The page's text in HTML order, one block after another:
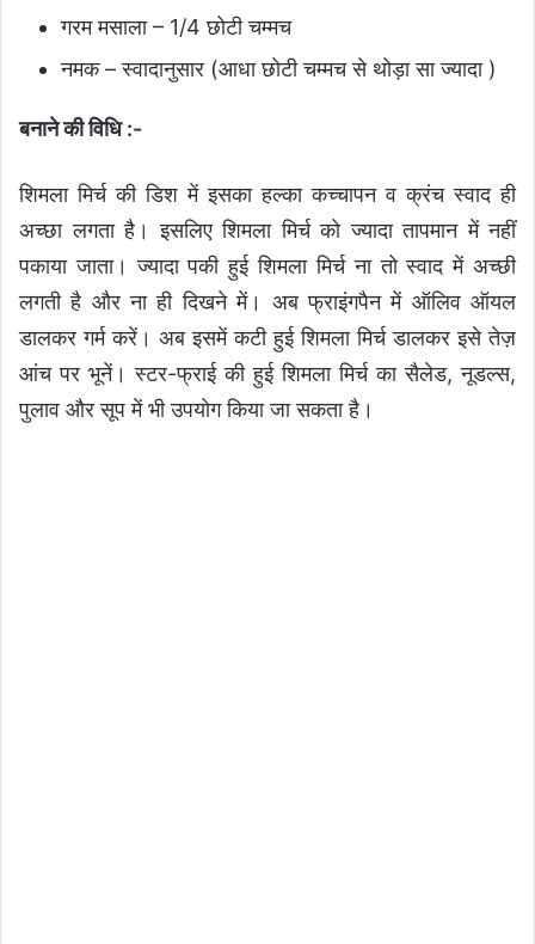
गरम मसाला – 1/4 छोटी चम्मच
नमक – स्वादानुसार (आधा छोटी चम्मच से थोड़ा सा ज्यादा )
बनाने की विधि :-
शिमला मिर्च की डिश में इसका हल्का कच्चापन व क्रंच स्वाद ही
अच्छा लगता है। इसलिए शिमला मिर्च को ज्यादा तापमान में नहीं
पकाया जाता। ज्यादा पकी हुई शिमला मिर्च ना तो स्वाद में अच्छी
लगती है और ना ही दिखने में। अब फ्राइंगपैन में ऑलिव ऑयल
डालकर गर्म करें। अब इसमें कटी हुई शिमला मिर्च डालकर इसे तेज़
आंच पर भूनें। स्टर-फ्राई की हुई शिमला मिर्च का सैलेड, नूडल्स,
पुलाव और सूप में भी उपयोग किया जा सकता है।